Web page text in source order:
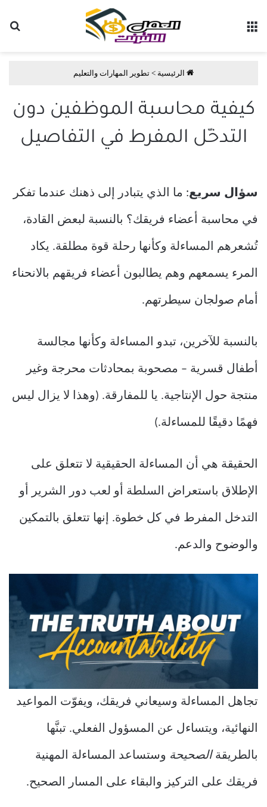
الرئيسية > تطوير المهارات والتعليم
كيفية محاسبة الموظفين دون
التدخّل المفرط في التفاصيل
سؤال سريع: ما الذي يتبادر إلى ذهنك عندما تفكر
في محاسبة أعضاء فريقك؟ بالنسبة لبعض القادة،
تُشعرهم المساءلة وكأنها رحلة قوة مطلقة. يكاد
المرء يسمعهم وهم يطالبون أعضاء فريقهم بالانحناء
أمام صولجان سيطرتهم.
بالنسبة للآخرين، تبدو المساءلة وكأنها مجالسة
أطفال قسرية – مصحوبة بمحادثات محرجة وغير
منتجة حول الإنتاجية. يا للمفارقة. (وهذا لا يزال ليس
فهمًا دقيقًا للمساءلة.)
الحقيقة هي أن المساءلة الحقيقية لا تتعلق على
الإطلاق باستعراض السلطة أو لعب دور الشرير أو
التدخل المفرط في كل خطوة. إنها تتعلق بالتمكين
والوضوح والدعم.
تجاهل المساءلة وسيعاني فريقك، ويفوّت المواعيد
النهائية، ويتساءل عن المسؤول الفعلي. تبنَّها
بالطريقةالصحيحة وستساعد المساءلة المهنية
فريقك على التركيز والبقاء على المسار الصحيح.